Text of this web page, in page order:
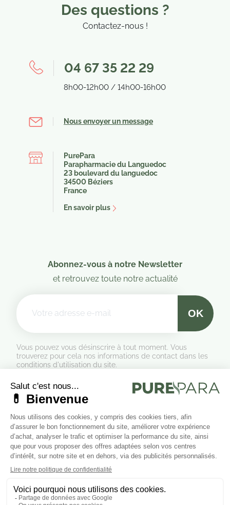
(4 avis)
Des questions ?
Contactez-nous !
04 67 35 22 29
8h00-12h00 / 14h00-16h00
Nous envoyer un message
PurePara
Parapharmacie du Languedoc
23 boulevard du languedoc
34500 Béziers
France
En savoir plus
Abonnez-vous à notre Newsletter
et retrouvez toute notre actualité
Vous pouvez vous désinscrire à tout moment. Vous
trouverez pour cela nos informations de contact dans les
conditions d'utilisation du site.
Formulaire de rétractation
Marchand approuvé par la Société des Avis Garantis,cliquez ici
pour vérifier
Suivez-nous sur les réseaux sociaux
Cliquez ici pour modifier vos préférences en matière de cookies.